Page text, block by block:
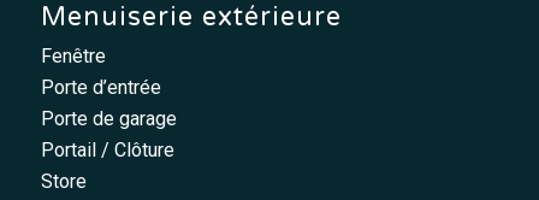
Menuiserie extérieure
Fenêtre
Porte d’entrée
Porte de garage
Portail / Clôture
Store